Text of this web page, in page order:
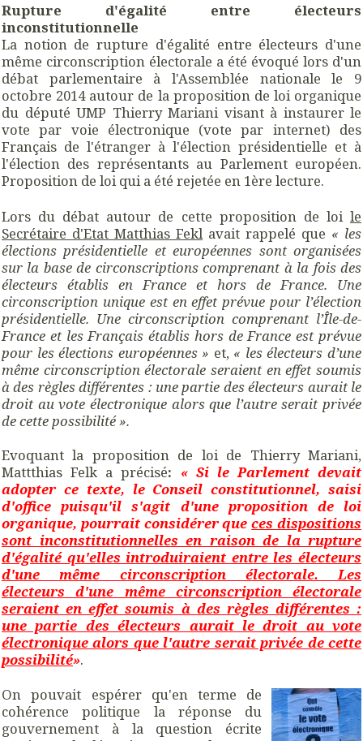
Rupture d'égalité entre électeurs
inconstitutionnelle
La notion de rupture d'égalité entre électeurs d'une
même circonscription électorale a été évoqué lors d'un
débat parlementaire à l'Assemblée nationale le 9
octobre 2014 autour de la proposition de loi organique
du député UMP Thierry Mariani visant à instaurer le
vote par voie électronique (vote par internet) des
Français de l'étranger à l'élection présidentielle et à
l'élection des représentants au Parlement européen.
Proposition de loi qui a été rejetée en 1ère lecture.
Lors du débat autour de cette proposition de loi le
Secrétaire d'Etat Matthias Fekl avait rappelé que « les
élections présidentielle et européennes sont organisées
sur la base de circonscriptions comprenant à la fois des
électeurs établis en France et hors de France. Une
circonscription unique est en effet prévue pour l’élection
présidentielle. Une circonscription comprenant l’Île-de-
France et les Français établis hors de France est prévue
pour les élections européennes » et, « les électeurs d’une
même circonscription électorale seraient en effet soumis
à des règles différentes : une partie des électeurs aurait le
droit au vote électronique alors que l’autre serait privée
de cette possibilité ».
Evoquant la proposition de loi de Thierry Mariani,
Mattthias Felk a précisé: « Si le Parlement devait
adopter ce texte, le Conseil constitutionnel, saisi
d'office puisqu'il s'agit d'une proposition de loi
organique, pourrait considérer queces dispositions
sont inconstitutionnelles en raison de la rupture
d'égalité qu'elles introduiraient entre les électeurs
d'une même circonscription électorale. Les
électeurs d'une même circonscription électorale
seraient en effet soumis à des règles différentes :
une partie des électeurs aurait le droit au vote
électronique alors que l'autre serait privée de cette
possibilité».
On pouvait espérer qu'en terme de
cohérence politique la réponse du
gouvernement à la question écrite